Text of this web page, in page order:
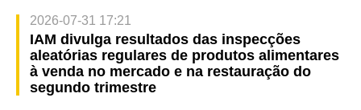
2026-07-31 17:21
IAM divulga resultados das inspecções
aleatórias regulares de produtos alimentares
à venda no mercado e na restauração do
segundo trimestre